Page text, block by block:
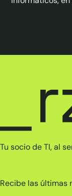
Tu socio de TI, al
Recibe las últimas